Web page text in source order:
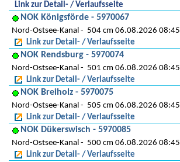
Link zur Detail- / Verlaufsseite
NOK Königsförde - 5970067
Nord-Ostsee-Kanal
504 cm 06.08.2026 08:45
Link zur Detail- / Verlaufsseite
NOK Rendsburg - 5970074
Nord-Ostsee-Kanal
501 cm 06.08.2026 08:45
Link zur Detail- / Verlaufsseite
NOK Breiholz - 5970075
Nord-Ostsee-Kanal
505 cm 06.08.2026 08:45
Link zur Detail- / Verlaufsseite
NOK Dükerswisch - 5970085
Nord-Ostsee-Kanal
500 cm 06.08.2026 08:45
Link zur Detail- / Verlaufsseite